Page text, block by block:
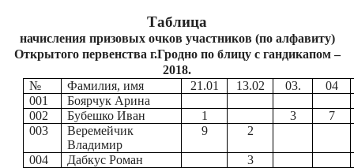
Таблица
начисления призовых очков участников (по алфавиту)
Открытого первенства г.Гродно по блицу с гандикапом –
2018.
№
Фамилия, имя 21.01 13.02 03.
04
001
Боярчук Арина
002
Бубешко Иван 1 3
7
003
Веремейчик
Владимир
9 2
004 Дабкус Роман
3